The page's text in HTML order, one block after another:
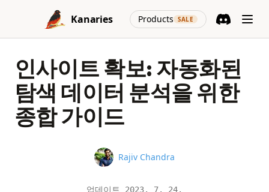
Skip to content
Kanaries
Products SALE
(opens in a
인사이트 확보: 자동화된
탐색 데이터 분석을 위한
종합 가이드
Name
Rajiv Chandra
업데이트 2023. 7. 24.